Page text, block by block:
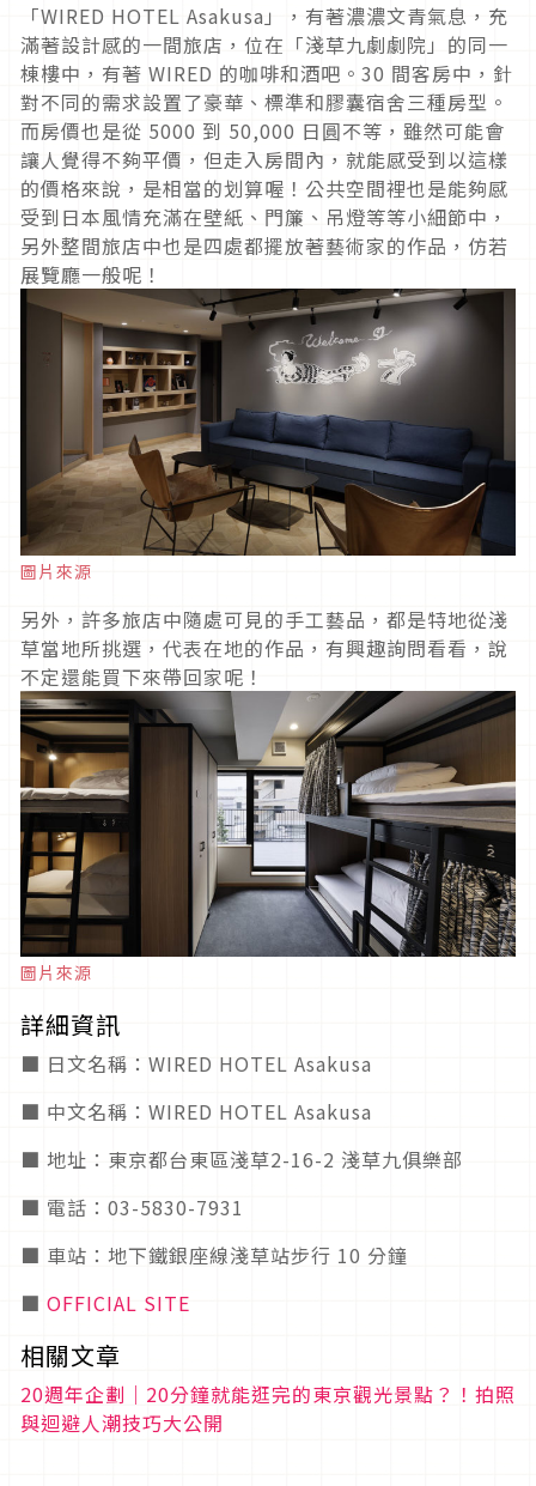
「WIRED HOTEL Asakusa」，有著濃濃文青氣息，充
滿著設計感的一間旅店，位在「淺草九劇劇院」的同一
棟樓中，有著 WIRED 的咖啡和酒吧。30 間客房中，針
對不同的需求設置了豪華、標準和膠囊宿舍三種房型。
而房價也是從 5000 到 50,000 日圓不等，雖然可能會
讓人覺得不夠平價，但走入房間內，就能感受到以這樣
的價格來說，是相當的划算喔！公共空間裡也是能夠感
受到日本風情充滿在壁紙、門簾、吊燈等等小細節中，
另外整間旅店中也是四處都擺放著藝術家的作品，仿若
展覽廳一般呢！
圖片來源
另外，許多旅店中隨處可見的手工藝品，都是特地從淺
草當地所挑選，代表在地的作品，有興趣詢問看看，說
不定還能買下來帶回家呢！
圖片來源
詳細資訊
■ 日文名稱：WIRED HOTEL Asakusa
■ 中文名稱：WIRED HOTEL Asakusa
■ 地址：東京都台東區淺草2-16-2 淺草九俱樂部
■ 電話：03-5830-7931
■ 車站：地下鐵銀座線淺草站步行 10 分鐘
■ OFFICIAL SITE
相關文章
20週年企劃｜20分鐘就能逛完的東京觀光景點？！拍照
與迴避人潮技巧大公開